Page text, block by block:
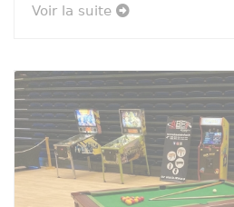
Voir la suite